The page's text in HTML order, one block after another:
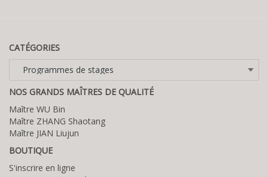
CATÉGORIES
Catégories
NOS GRANDS MAÎTRES DE QUALITÉ
Maître WU Bin
Maître ZHANG Shaotang
Maître JIAN Liujun
BOUTIQUE
S'inscrire en ligne